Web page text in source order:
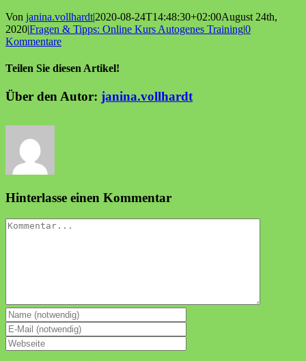
Von janina.vollhardt|2020-08-24T14:48:30+02:00August 24th,
2020|Fragen & Tipps: Online Kurs Autogenes Training|0
Kommentare
Teilen Sie diesen Artikel!
Facebook
X
Reddit
LinkedIn
WhatsApp
Tumblr
Pinterest
Vk
E-
Über den Autor: janina.vollhardt
Hinterlasse einen Kommentar
Kommentar